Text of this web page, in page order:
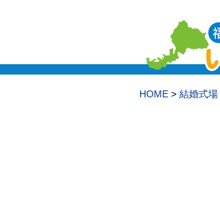
HOME > 結婚式場